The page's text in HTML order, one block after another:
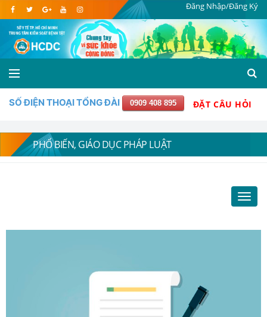
Đăng Nhập/Đăng Ký
SỐ ĐIỆN THOẠI TỔNG ĐÀI 0909 408 895 ĐẶT CÂU HỎI
PHỔ BIẾN, GIÁO DỤC PHÁP LUẬT